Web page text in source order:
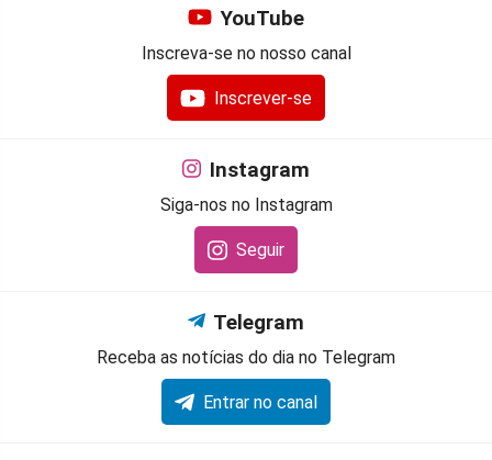
YouTube
Inscreva-se no nosso canal
Inscrever-se
Instagram
Siga-nos no Instagram
Seguir
Telegram
Receba as notícias do dia no Telegram
Entrar no canal